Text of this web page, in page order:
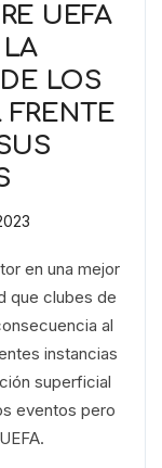
UEFA
LOS
en una mejor
que clubes de
al
instancias
superficial
eventos pero